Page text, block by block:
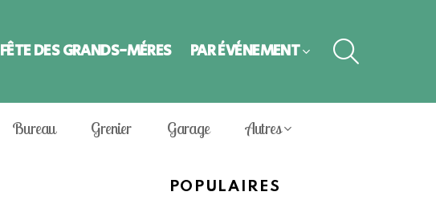
FÊTE DES GRANDS-MÈRES PAR ÉVÈNEMENT
Bureau Grenier Garage Autres
POPULAIRES